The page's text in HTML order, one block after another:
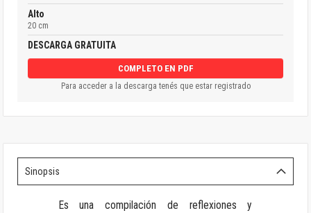
Alto
20 cm
DESCARGA GRATUITA
COMPLETO EN PDF
Para acceder a la descarga tenés que estar registrado
Sinopsis
Es una compilación de reflexiones y